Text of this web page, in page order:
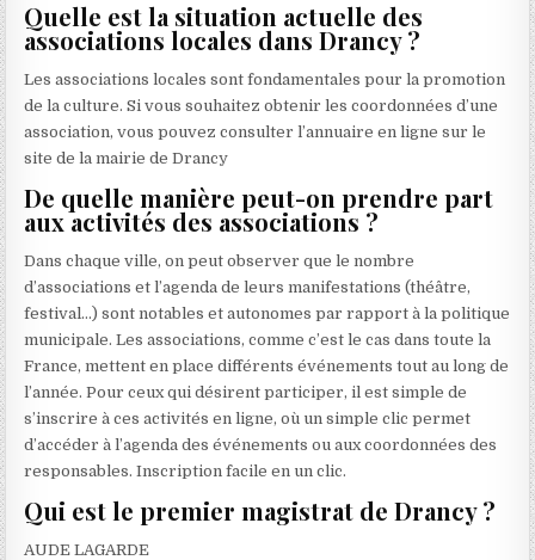
Quelle est la situation actuelle des
associations locales dans Drancy ?
Les associations locales sont fondamentales pour la promotion
de la culture. Si vous souhaitez obtenir les coordonnées d’une
association, vous pouvez consulter l’annuaire en ligne sur le
site de la mairie de Drancy
De quelle manière peut-on prendre part
aux activités des associations ?
Dans chaque ville, on peut observer que le nombre
d’associations et l’agenda de leurs manifestations (théâtre,
festival…) sont notables et autonomes par rapport à la politique
municipale. Les associations, comme c’est le cas dans toute la
France, mettent en place différents événements tout au long de
l’année. Pour ceux qui désirent participer, il est simple de
s’inscrire à ces activités en ligne, où un simple clic permet
d’accéder à l’agenda des événements ou aux coordonnées des
responsables. Inscription facile en un clic.
Qui est le premier magistrat de Drancy ?
AUDE LAGARDE